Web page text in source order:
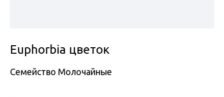
Euphorbia цветок
Семейство Молочайные